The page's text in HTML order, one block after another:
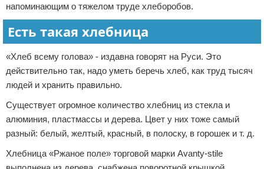
напоминающим о тяжелом труде хлеборобов.
Есть такая хлебница
«Хлеб всему голова» - издавна говорят на Руси. Это
действительно так, надо уметь беречь хлеб, как труд тысяч
людей и хранить правильно.
Существует огромное количество хлебниц из стекла и
алюминия, пластмассы и дерева. Цвет у них тоже самый
разный: белый, желтый, красный, в полоску, в горошек и т. д.
Хлебница «Ржаное поле» торговой марки Avanty-stile